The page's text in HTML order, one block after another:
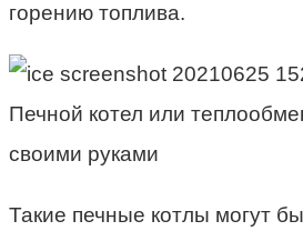
горению топлива.
Такие печные котлы могут